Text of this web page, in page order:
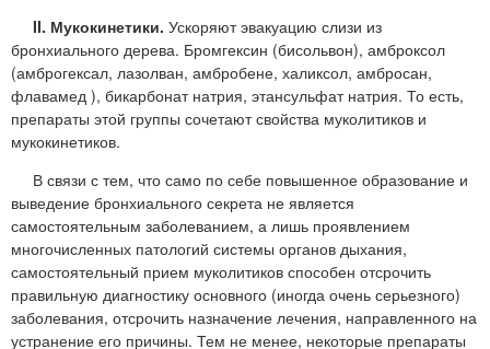
II. Мукокинетики. Ускоряют эвакуацию слизи из
бронхиального дерева. Бромгексин (бисольвон), амброксол
(амброгексал, лазолван, амбробене, халиксол, амбросан,
флавамед ), бикарбонат натрия, этансульфат натрия. То есть,
препараты этой группы сочетают свойства муколитиков и
мукокинетиков.
В связи с тем, что само по себе повышенное образование и
выведение бронхиального секрета не является
самостоятельным заболеванием, а лишь проявлением
многочисленных патологий системы органов дыхания,
самостоятельный прием муколитиков способен отсрочить
правильную диагностику основного (иногда очень серьезного)
заболевания, отсрочить назначение лечения, направленного на
устранение его причины. Тем не менее, некоторые препараты